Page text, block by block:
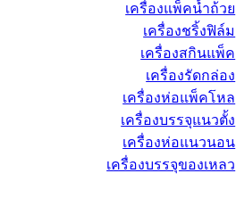
เครื่องแพ็คน้ำถ้วย
เครื่องชริ้งฟิล์ม
เครื่องสกินแพ็ค
เครื่องรัดกล่อง
เครื่องห่อแพ็คโหล
เครื่องบรรจุแนวตั้ง
เครื่องห่อแนวนอน
เครื่องบรรจุของเหลว